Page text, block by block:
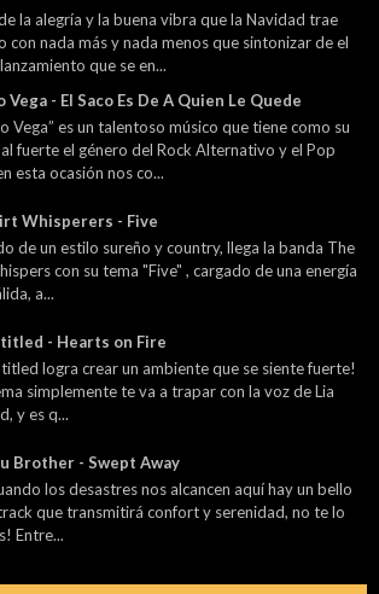
la alegría y la buena vibra que la Navidad trae
con nada más y nada menos que sintonizar de el
que se en...
Vega - El Saco Es De A Quien Le Quede
Vega” es un talentoso músico que tiene como su
fuerte el género del Rock Alternativo y el Pop
esta ocasión nos co...
Whisperers - Five
de un estilo sureño y country, llega la banda The
con su tema "Five" , cargado de una energía
a...
- Hearts on Fire
logra crear un ambiente que se siente fuerte!
simplemente te va a trapar con la voz de Lia
y es q...
Brother - Swept Away
los desastres nos alcancen aquí hay un bello
que transmitirá confort y serenidad, no te lo
Entre...